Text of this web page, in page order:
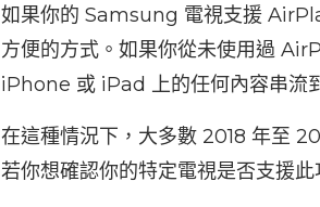
如果你的 Samsung 電視支援
方便的方式。如果你從未使用過
iPhone 或 iPad 上的任何內容串流
在這種情況下，大多數 2018 年至
若你想確認你的特定電視是否支援